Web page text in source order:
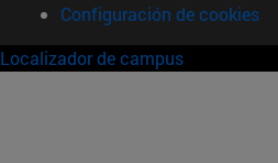
Configuración de cookies
Localizador de campus